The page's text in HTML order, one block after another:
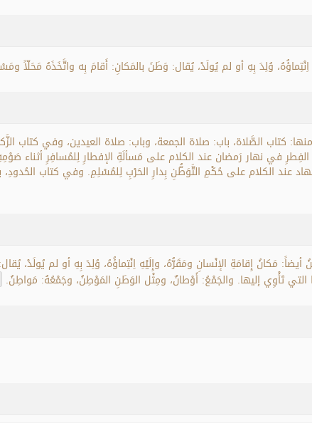
وُلِدَ بِهِ أو لم يُولَدْ، يُقال: وَطَنَ بالمَكانِ: أَقامَ بِه واتَّخَذَهُ مَحَلّاً
الصَّلاة، باب: صلاة الجمعة، وباب: صلاة العيدين، وفي كتاب
في نهار رَمضان عند الكلام على مَسألَةِ الإفطارِ لِلمُسافِرِ أثناء
عند الكلام على حُكْمِ التَّوَطُّنِ بِدارِ الحَرْبِ لِلمُسْلِمِ. وفي كتاب الحُدودِ،
مَكانُ إِقامَةِ الإنْسانِ ومَقَرُّهُ، وإِلَيْهِ اِنْتِماؤُهُ، وُلِدَ بِهِ أو لم يُولَدْ،
التي تَأْوِي إليها. والجَمْعُ: أَوْطانٌ، ومِثْل الوَطَنِ المَوْطِنُ، وجَمْعُهُ: مَواطِنُ.